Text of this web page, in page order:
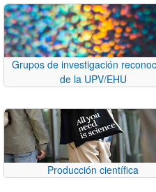
Grupos de investigación
de la UPV/EHU
Producción científica